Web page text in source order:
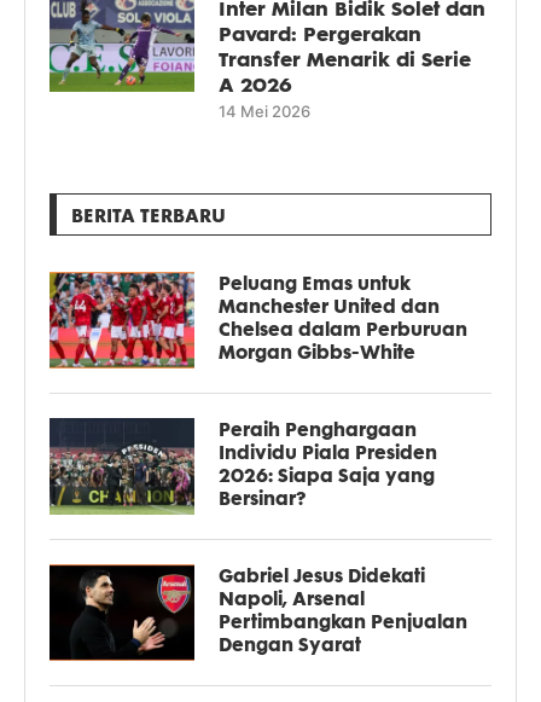
Inter Milan Bidik Solet dan
Pavard: Pergerakan
Transfer Menarik di Serie
A 2026
14 Mei 2026
BERITA TERBARU
Peluang Emas untuk
Manchester United dan
Chelsea dalam Perburuan
Morgan Gibbs-White
Peraih Penghargaan
Individu Piala Presiden
2026: Siapa Saja yang
Bersinar?
Gabriel Jesus Didekati
Napoli, Arsenal
Pertimbangkan Penjualan
Dengan Syarat